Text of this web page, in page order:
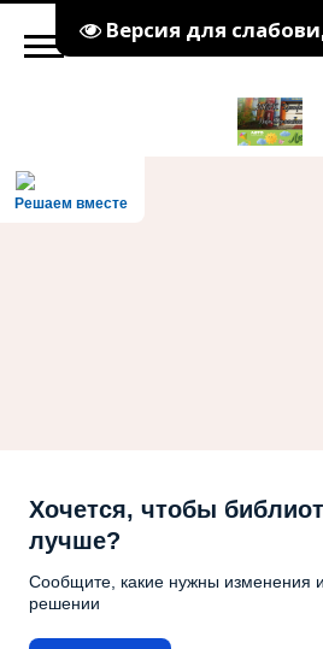
Версия для
Решаем вместе
Хочется, чтобы
лучше?
Сообщите, какие нужны изменения
решении